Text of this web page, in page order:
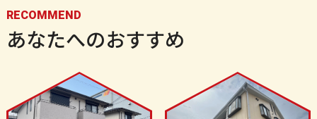
RECOMMEND
あなたへのおすすめ